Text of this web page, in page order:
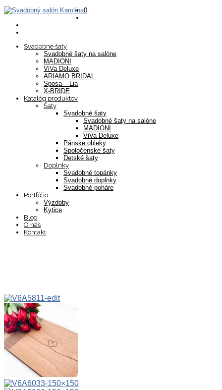
0
Svadobné šaty
Svadobné šaty na salóne
MADIONI
ViVa Deluxe
ARIAMO BRIDAL
Sposa – Lia
X-BRIDE
Katalóg produktov
Šaty
Svadobné šaty
Svadobné šaty na salóne
MADIONI
ViVa Deluxe
Pánske obleky
Spoločenské šaty
Detské šaty
Doplnky
Svadobné topánky
Svadobné doplnky
Svadobné poháre
Portfólio
Výzdoby
Kytice
Blog
O nás
Kontakt